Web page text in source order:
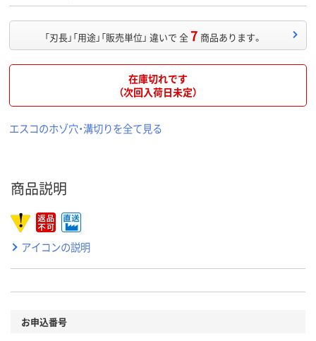
「刃長」「用途」「販売単位」 違いで 全7 商品あります。
在庫切れです
（次回入荷日未定）
エスコのホゾ穴・溝切りを全て見る
商品説明
アイコンの説明
お申込番号